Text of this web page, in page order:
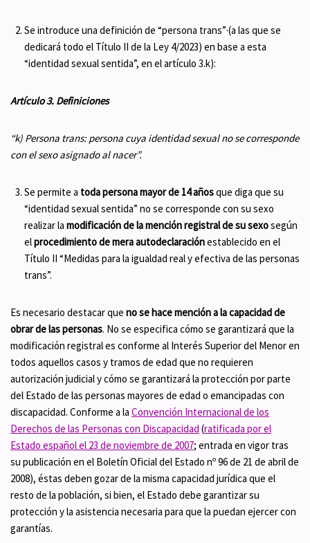
Se introduce una definición de “persona trans”·(a las que se
dedicará todo el Título II de la Ley 4/2023) en base a esta
“identidad sexual sentida”, en el artículo 3.k):
Artículo 3. Definiciones
“k) Persona trans: persona cuya identidad sexual no se corresponde
con el sexo asignado al nacer”.
Se permite a toda persona mayor de 14 añosque diga que su
“identidad sexual sentida” no se corresponde con su sexo
realizar la modificación de la mención registral de su sexosegún
elprocedimiento de mera autodeclaraciónestablecido en el
Título II “Medidas para la igualdad real y efectiva de las personas
trans”.
Es necesario destacar que no se hace mención a la capacidad de
obrar de las personas. No se especifica cómo se garantizará que la
modificación registral es conforme al Interés Superior del Menor en
todos aquellos casos y tramos de edad que no requieren
autorización judicial y cómo se garantizará la protección por parte
del Estado de las personas mayores de edad o emancipadas con
discapacidad. Conforme a la Convención Internacional de los
Derechos de las Personas con Discapacidad (ratificada por el
Estado español el 23 de noviembre de 2007; entrada en vigor tras
su publicación en el Boletín Oficial del Estado nº 96 de 21 de abril de
2008), éstas deben gozar de la misma capacidad jurídica que el
resto de la población, si bien, el Estado debe garantizar su
protección y la asistencia necesaria para que la puedan ejercer con
garantías.